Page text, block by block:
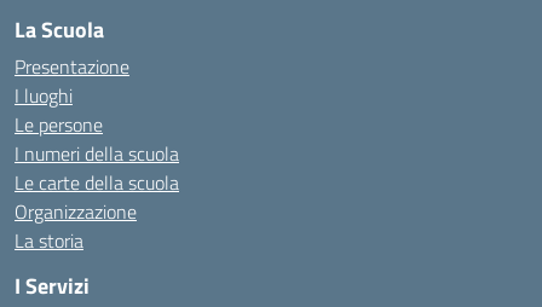
La Scuola
Presentazione
I luoghi
Le persone
I numeri della scuola
Le carte della scuola
Organizzazione
La storia
I Servizi